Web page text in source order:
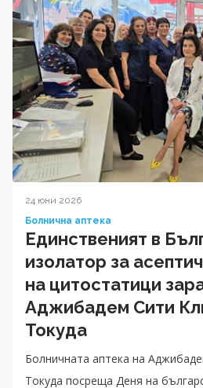
24 юни 2026
Болнична аптека
Единственият в
изолатор за
на цитостатици
Аджибадем Сити
Токуда
Болничната аптека на
Токуда посреща Деня на